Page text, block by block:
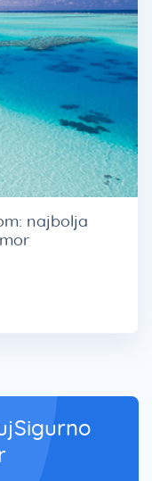
najbolja